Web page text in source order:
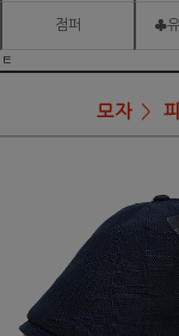
점퍼 ♣유
ㅌ
모자